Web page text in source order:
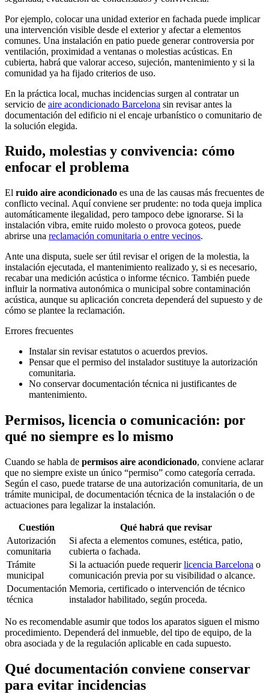
Por ejemplo, colocar una unidad exterior en fachada puede implicar
una intervención visible desde el exterior y afectar a elementos
comunes. Una instalación en patio puede generar controversia por
ventilación, proximidad a ventanas o molestias acústicas. En
cubierta, habrá que valorar acceso, sujeción, mantenimiento y si la
comunidad ya ha fijado criterios de uso.
En la práctica local, muchas incidencias surgen al contratar un
servicio de aire acondicionado Barcelona sin revisar antes la
documentación del edificio ni el encaje urbanístico o comunitario de
la solución elegida.
Ruido, molestias y convivencia: cómo
enfocar el problema
El ruido aire acondicionado es una de las causas más frecuentes de
conflicto vecinal. Aquí conviene ser prudente: no toda queja implica
automáticamente ilegalidad, pero tampoco debe ignorarse. Si la
instalación vibra, emite ruido molesto o provoca goteos, puede
abrirse una reclamación comunitaria o entre vecinos.
Ante una disputa, suele ser útil revisar el origen de la molestia, la
instalación ejecutada, el mantenimiento realizado y, si es necesario,
recabar una medición acústica o informe técnico. También puede
influir la normativa autonómica o municipal sobre contaminación
acústica, aunque su aplicación concreta dependerá del supuesto y de
cómo se plantee la reclamación.
Errores frecuentes
Instalar sin revisar estatutos o acuerdos previos.
Pensar que el permiso del instalador sustituye la autorización
comunitaria.
No conservar documentación técnica ni justificantes de
mantenimiento.
Permisos, licencia o comunicación: por
qué no siempre es lo mismo
Cuando se habla de permisos aire acondicionado, conviene aclarar
que no siempre existe un único “permiso” como categoría cerrada.
Según el caso, puede tratarse de una autorización comunitaria, de un
trámite municipal, de documentación técnica de la instalación o de
actuaciones para legalizar la instalación.
Cuestión
Qué habrá que revisar
Autorización
comunitaria
Si afecta a elementos comunes, estética, patio,
cubierta o fachada.
Trámite
municipal
Si la actuación puede requerirlicencia Barcelona o
comunicación previa por su visibilidad o alcance.
Documentación
técnica
Memoria, certificado o intervención de técnico
instalador habilitado, según proceda.
No es recomendable asumir que todos los aparatos siguen el mismo
procedimiento. Dependerá del inmueble, del tipo de equipo, de la
obra asociada y de la regulación aplicable en cada supuesto.
Qué documentación conviene conservar
para evitar incidencias